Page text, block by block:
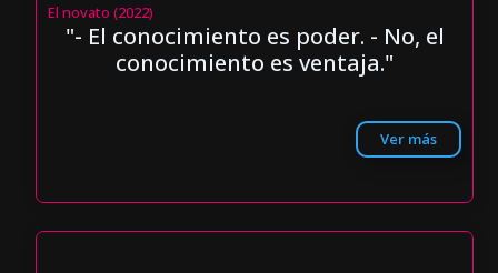
El novato (2022)
"- El conocimiento es poder. - No, el
conocimiento es ventaja."
Ver más